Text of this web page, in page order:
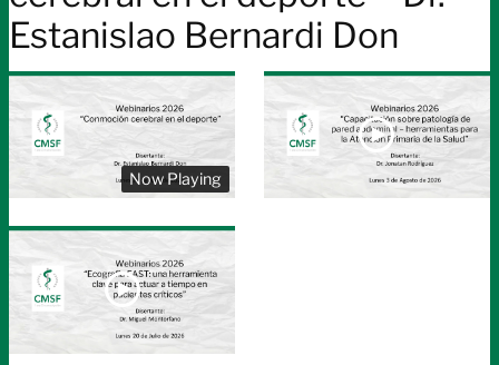
Estanislao Bernardi Don
Now Playing